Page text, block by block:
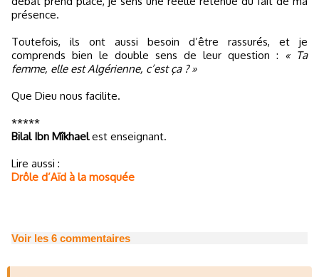
présence.
Toutefois, ils ont aussi besoin d’être rassurés, et je
comprends bien le double sens de leur question :
« Ta
femme, elle est Algérienne, c’est ça ? »
Que Dieu nous facilite.
*****
Bilal Ibn Mîkhaelest enseignant.
Lire aussi :
Drôle d’Aïd à la mosquée
Voir les 6 commentaires